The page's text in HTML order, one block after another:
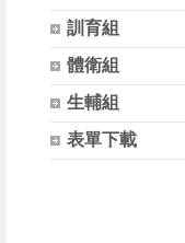
訓育組
體衛組
生輔組
表單下載